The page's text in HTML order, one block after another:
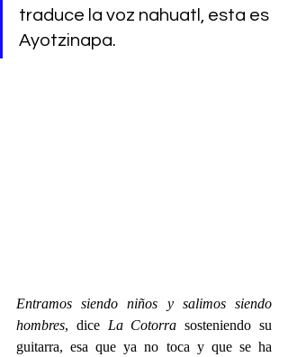
traduce la voz nahuatl, esta es
Ayotzinapa.
Entramos siendo niños y salimos siendo
hombres, dice La Cotorra sosteniendo su
guitarra, esa que ya no toca y que se ha